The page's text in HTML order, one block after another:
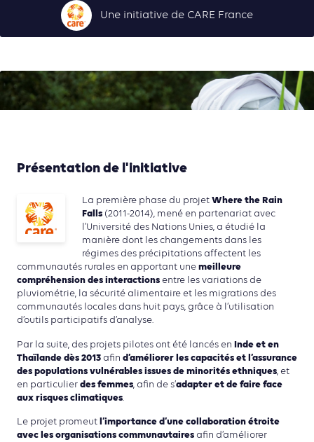
Une initiative de CARE France
Présentation de l'initiative
La première phase du projet Where the Rain
Falls (2011-2014), mené en partenariat avec
l’Université des Nations Unies, a étudié la
manière dont les changements dans les
régimes des précipitations affectent les
communautés rurales en apportant une meilleure
compréhension des interactions entre les variations de
pluviométrie, la sécurité alimentaire et les migrations des
communautés locales dans huit pays, grâce à l’utilisation
d’outils participatifs d’analyse.
Par la suite, des projets pilotes ont été lancés en Inde et en
Thaïlande dès 2013 afin d’améliorer les capacités et l’assurance
des populations vulnérables issues de minorités ethniques , et
en particulier des femmes , afin de s’adapter et de faire face
aux risques climatiques
Le projet promeut l’importance d’une collaboration étroite
avec les organisations communautaires afin d’améliorer